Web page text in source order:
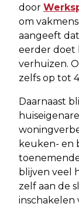
door
om
aangeeft
eerder doet
verhuizen.
zelfs op tot
Daarnaast
keuken- en
blijven veel
zelf aan de
inschakelen